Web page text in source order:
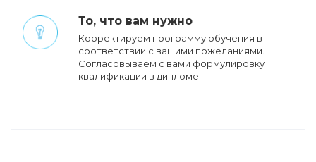
То, что вам нужно
Корректируем программу обучения в
соответствии с вашими пожеланиями.
Cогласовываем с вами формулировку
квалификации в дипломе.